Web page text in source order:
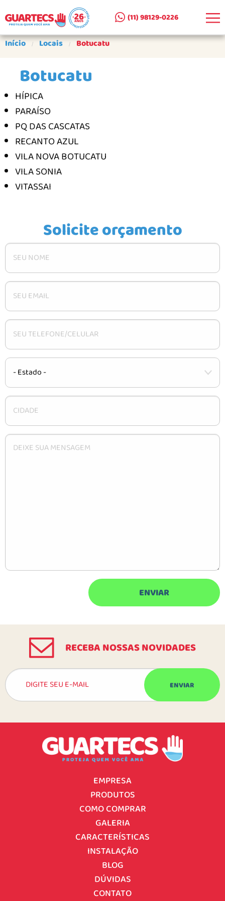
(11) 98129-0226
EMPRESA
SEJA UM PARCEIRO
PRODUTOS
CERCAS REMOVÍVEIS AR E A+A
CERCA DE SUPERFÍCIE AS
PORTÕES PARA CERCAS
PORTÕES PARA ESCADAS
CARACTERÍSTICAS
INSTALAÇÃO
DÚVIDAS
Início Locais Botucatu
Botucatu
HÍPICA
PARAÍSO
PQ DAS CASCATAS
RECANTO AZUL
VILA NOVA BOTUCATU
VILA SONIA
VITASSAI
Solicite orçamento
RECEBA NOSSAS NOVIDADES
EMPRESA
PRODUTOS
COMO COMPRAR
GALERIA
CARACTERÍSTICAS
INSTALAÇÃO
BLOG
DÚVIDAS
CONTATO